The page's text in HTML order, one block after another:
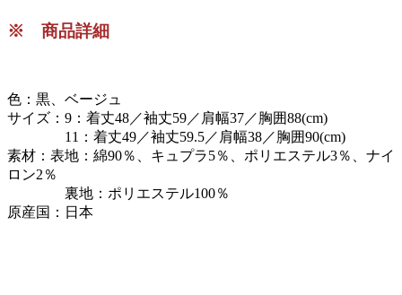
※ 商品詳細
色：黒、ベージュ
サイズ：9：着丈48／袖丈59／肩幅37／胸囲88(cm)
11：着丈49／袖丈59.5／肩幅38／胸囲90(cm)
素材：表地：綿90％、キュプラ5％、ポリエステル3％、ナイ
ロン2％
裏地：ポリエステル100％
原産国：日本